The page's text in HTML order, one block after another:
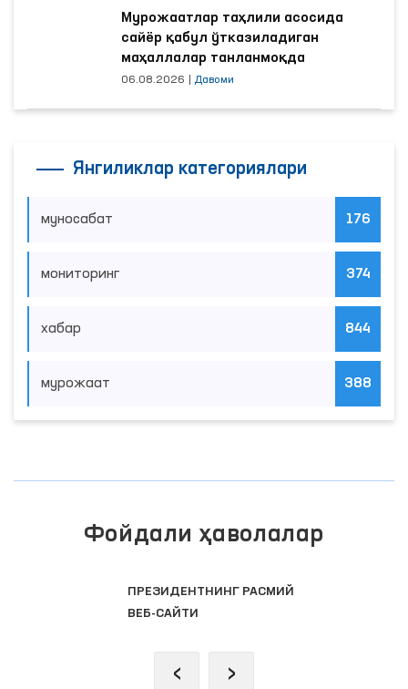
Мурожаатлар таҳлили асосида
сайёр қабул ўтказиладиган
маҳаллалар танланмоқда
06.08.2026 Давоми
Янгиликлар категориялари
муносабат 176
мониторинг 374
хабар 844
мурожаат 388
Фойдали ҳаволалар
ПРЕЗИДЕНТНИНГ РАСМИЙ
ВЕБ-САЙТИ
‹ ›